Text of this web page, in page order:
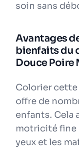
soin sans
Avantages
bienfaits du
Douce Poire
Colorier
offre de
enfants. Cela
motricité fine
yeux et les